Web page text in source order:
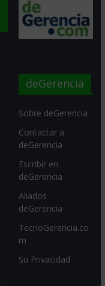
deGerencia
Sobre deGerencia
Contactar a
deGerencia
Escribir en
deGerencia
Aliados
deGerencia
TecnoGerencia.co
m
Su Privacidad